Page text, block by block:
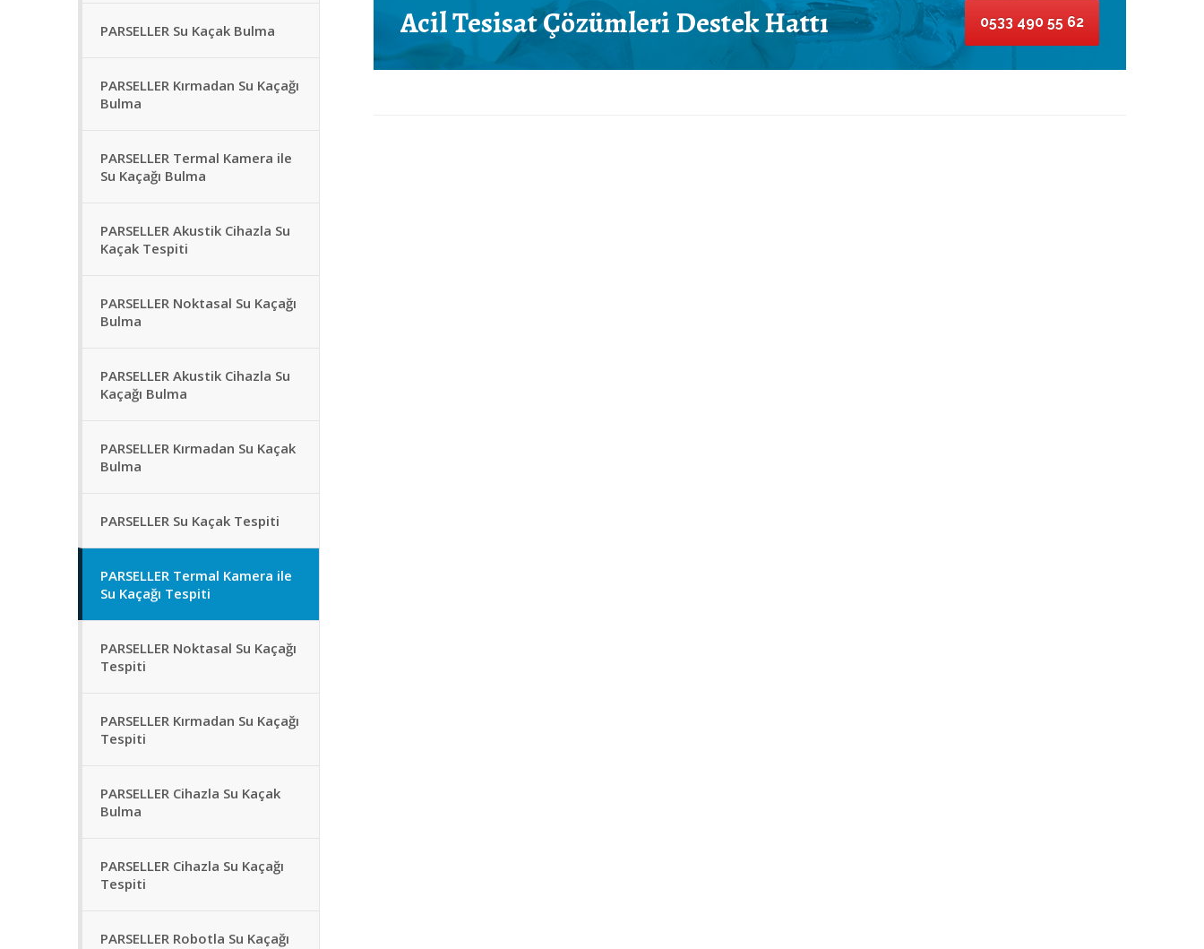
PARSELLER Su Kaçak Bulma
PARSELLER Kırmadan Su Kaçağı
Bulma
PARSELLER Termal Kamera ile
Su Kaçağı Bulma
PARSELLER Akustik Cihazla Su
Kaçak Tespiti
PARSELLER Noktasal Su Kaçağı
Bulma
PARSELLER Akustik Cihazla Su
Kaçağı Bulma
PARSELLER Kırmadan Su Kaçak
Bulma
PARSELLER Su Kaçak Tespiti
PARSELLER Termal Kamera ile
Su Kaçağı Tespiti
PARSELLER Noktasal Su Kaçağı
Tespiti
PARSELLER Kırmadan Su Kaçağı
Tespiti
PARSELLER Cihazla Su Kaçak
Bulma
PARSELLER Cihazla Su Kaçağı
Tespiti
PARSELLER Robotla Su Kaçağı
Acil Tesisat ÇözümleriDestek Hattı 0533 490 55 62